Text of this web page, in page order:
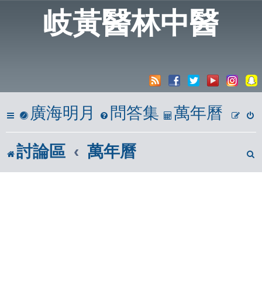
岐黃醫林中醫
廣海明月 問答集 萬年曆
討論區 萬年曆